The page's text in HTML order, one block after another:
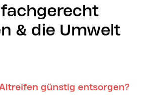
& die Umwelt
günstig entsorgen?